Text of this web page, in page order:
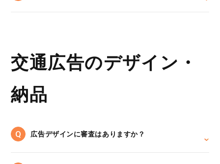
交通広告のデザイン・
納品
広告デザインに審査はありますか？